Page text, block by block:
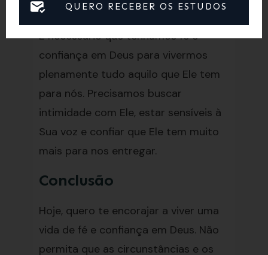
áreas das nossas vidas.
É necessário que tenhamos fé e
confiança em Deus para vivermos
plenamente tudo aquilo que Ele tem
para nós. Precisamos buscar
intimidade com Ele, estar sensíveis à
Sua voz e confiar que Ele tem muito
mais para nos entregar.
Conclusão
Hoje, quero te encorajar a viver uma
vida de fé e confiança em Deus. Não
permita que as circunstâncias e os
QUERO RECEBER OS ESTUDOS